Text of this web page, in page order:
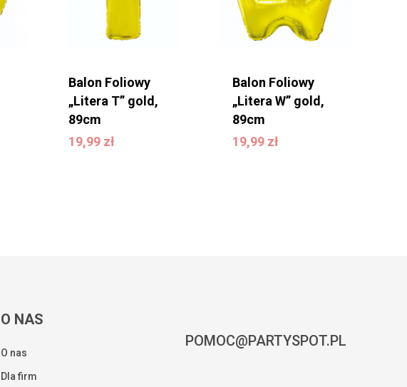
Balon Foliowy
„Litera T” gold,
89cm
19,99 zł
19,99
Balon Foliowy
„Litera W” gold,
89cm
19,99 zł
19,99
O NAS
O nas
Dla firm
POMOC@PARTYSPOT.PL